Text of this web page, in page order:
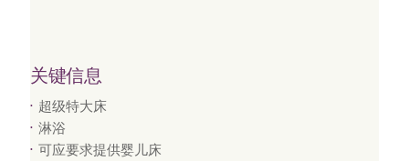
关键信息
超级特大床
淋浴
可应要求提供婴儿床